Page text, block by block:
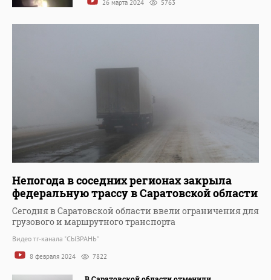
26 марта 2024 5763
Непогода в соседних регионах закрыла
федеральную трассу в Саратовской области
Сегодня в Саратовской области ввели ограничения для
грузового и маршрутного транспорта
Видео тг-канала "СЫЗРАНЬ"
8 февраля 2024 7822